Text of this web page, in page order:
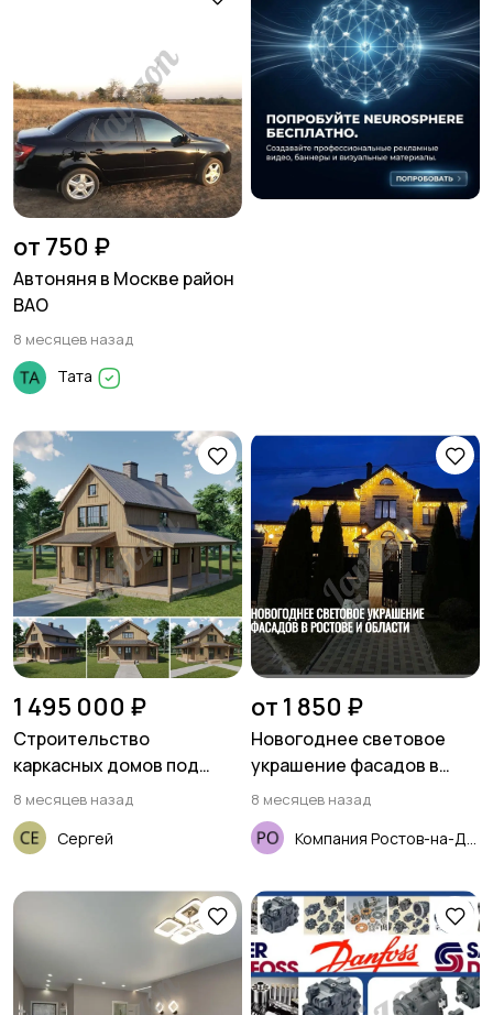
Вакансии Хобби и развлечения
Животные
Отдам даром
Бесплатно
Хэндмейд
БПЛА Видеокурсы
Скрипты и
программное
от 750 ₽
Автоняня в Москве район
ВАО
8 месяцев назад
Тата
1 495 000 ₽
Строительство
каркасных домов под
ключ
8 месяцев назад
Сергей
от 1 850 ₽
Новогоднее световое
украшение фасадов в
Ростове и области
8 месяцев назад